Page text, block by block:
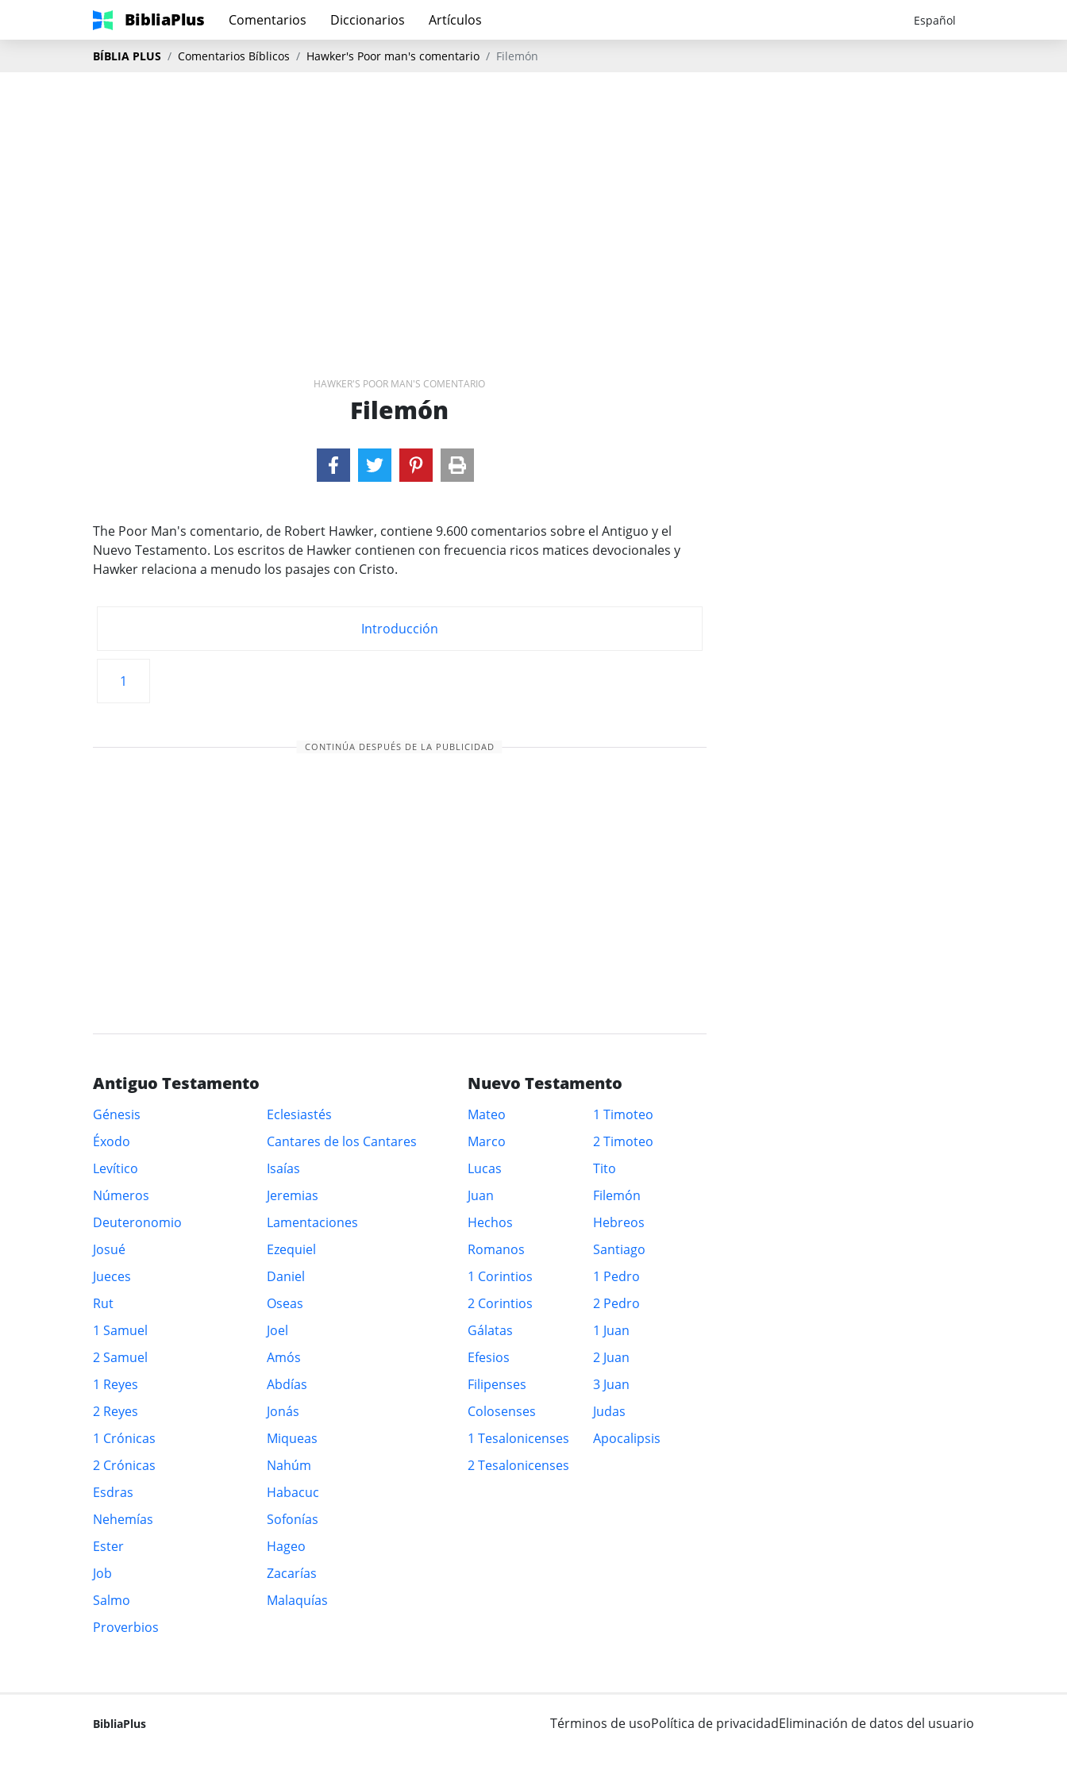
BibliaPlus Comentarios Diccionarios Artículos
BÍBLIA PLUS Comentarios Bíblicos Hawker's Poor man's comentario Filemón
HAWKER'S POOR MAN'S COMENTARIO
Filemón
The Poor Man's comentario, de Robert Hawker, contiene 9.600 comentarios sobre el Antiguo y el
Nuevo Testamento. Los escritos de Hawker contienen con frecuencia ricos matices devocionales y
Hawker relaciona a menudo los pasajes con Cristo.
Introducción
1
CONTINÚA DESPUÉS DE LA PUBLICIDAD
Antiguo Testamento
Génesis
Éxodo
Levítico
Números
Deuteronomio
Josué
Jueces
Rut
1 Samuel
2 Samuel
1 Reyes
2 Reyes
1 Crónicas
2 Crónicas
Esdras
Nehemías
Ester
Job
Salmo
Proverbios
Eclesiastés
Cantares de los Cantares
Isaías
Jeremias
Lamentaciones
Ezequiel
Daniel
Oseas
Joel
Amós
Abdías
Jonás
Miqueas
Nahúm
Habacuc
Sofonías
Hageo
Zacarías
Malaquías
Nuevo Testamento
Mateo
Marco
Lucas
Juan
Hechos
Romanos
1 Corintios
2 Corintios
Gálatas
Efesios
Filipenses
Colosenses
1 Tesalonicenses
2 Tesalonicenses
1 Timoteo
2 Timoteo
Tito
Filemón
Hebreos
Santiago
1 Pedro
2 Pedro
1 Juan
2 Juan
3 Juan
Judas
Apocalipsis
BibliaPlus Términos de usoPolítica de privacidadEliminación de datos del usuario